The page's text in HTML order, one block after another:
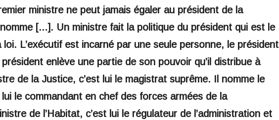
ministre ne peut jamais égaler au président de la
nomme […]. Un ministre fait la politique du président qui est le
L’exécutif est incarné par une seule personne, le président
enlève une partie de son pouvoir qu’il distribue à
de la Justice, c’est lui le magistrat suprême. Il nomme le
le commandant en chef des forces armées de la
de l’Habitat, c’est lui le régulateur de l’administration et